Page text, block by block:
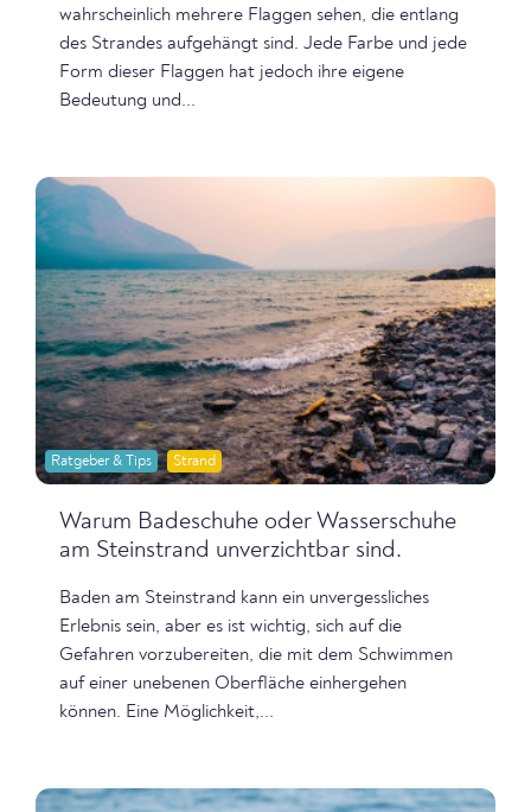
wahrscheinlich mehrere Flaggen sehen, die entlang
des Strandes aufgehängt sind. Jede Farbe und jede
Form dieser Flaggen hat jedoch ihre eigene
Bedeutung und...
Ratgeber & Tips Strand
Warum Badeschuhe oder Wasserschuhe
am Steinstrand unverzichtbar sind.
Baden am Steinstrand kann ein unvergessliches
Erlebnis sein, aber es ist wichtig, sich auf die
Gefahren vorzubereiten, die mit dem Schwimmen
auf einer unebenen Oberfläche einhergehen
können. Eine Möglichkeit,...